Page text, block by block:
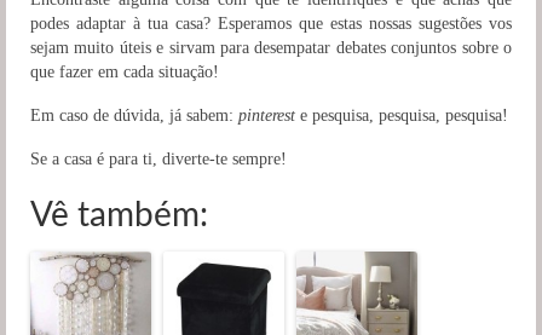
podes adaptar à tua casa? Esperamos que estas nossas sugestões vos
sejam muito úteis e sirvam para desempatar debates conjuntos sobre o
que fazer em cada situação!
Em caso de dúvida, já sabem: pinterest e pesquisa, pesquisa, pesquisa!
Se a casa é para ti, diverte-te sempre!
Vê também: